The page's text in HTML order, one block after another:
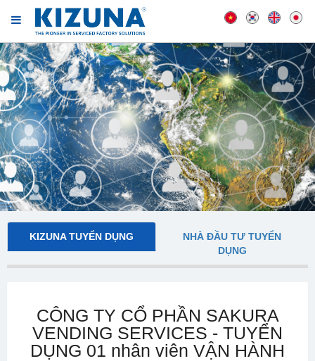
KIZUNA TUYỂN DỤNG
NHÀ ĐẦU TƯ TUYỂN
DỤNG
CÔNG TY CỔ PHẦN SAKURA
VENDING SERVICES - TUYỂN
DỤNG 01 nhân viên VẬN HÀNH